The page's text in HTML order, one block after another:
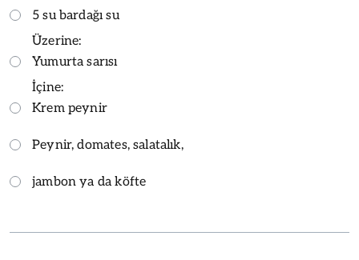
5 su bardağı su
Üzerine:
Yumurta sarısı
İçine:
Krem peynir
Peynir, domates, salatalık,
jambon ya da köfte